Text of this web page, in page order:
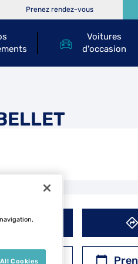
Voitures
d'occasion
Prenez rendez-vous
un devis
Cookies